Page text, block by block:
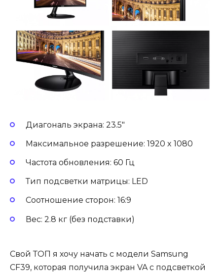
Диагональ экрана: 23.5″
Максимальное разрешение: 1920 x 1080
Частота обновления: 60 Гц
Тип подсветки матрицы: LED
Соотношение сторон: 16:9
Вес: 2.8 кг (без подставки)
Свой ТОП я хочу начать с модели Samsung
CF39, которая получила экран VA с подсветкой